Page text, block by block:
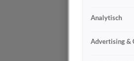
Analytisch
Advertising &